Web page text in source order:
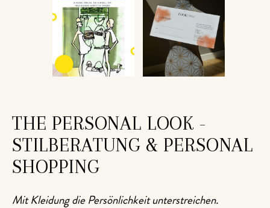
THE PERSONAL LOOK -
STILBERATUNG & PERSONAL
SHOPPING
Mit Kleidung die Persönlichkeit unterstreichen.